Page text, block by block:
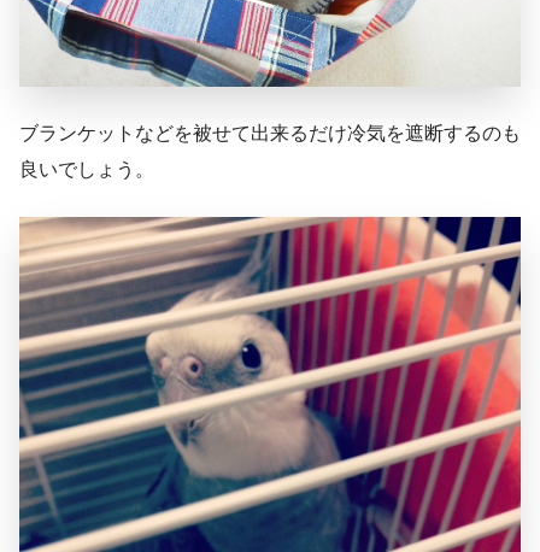
ブランケットなどを被せて出来るだけ冷気を遮断するのも
良いでしょう。